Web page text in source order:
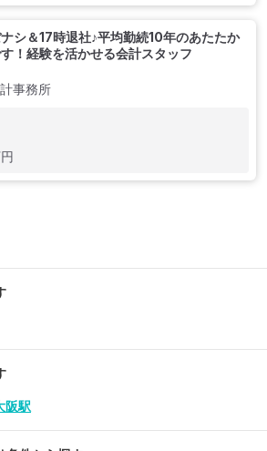
シ＆17時退社♪平均勤続10年のあたたか
！経験を活かせる会計スタッフ
事務所
阪駅